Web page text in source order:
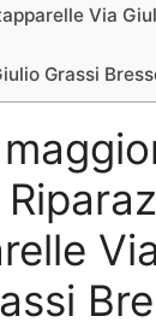
Via
Grassi